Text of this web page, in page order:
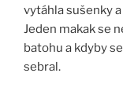
vytáhla sušenky
Jeden makak se
batohu a kdyby
sebral.